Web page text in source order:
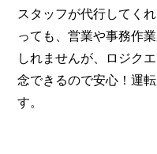
スタッフが代行してく
っても、営業や事務作
しれませんが、ロジク
念できるので安心！運
す。